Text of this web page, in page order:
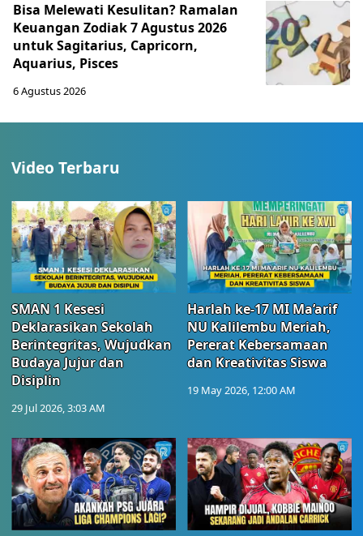
Bisa Melewati Kesulitan? Ramalan
Keuangan Zodiak 7 Agustus 2026
untuk Sagitarius, Capricorn,
Aquarius, Pisces
6 Agustus 2026
Video Terbaru
SMAN 1 Kesesi
Deklarasikan Sekolah
Berintegritas, Wujudkan
Budaya Jujur dan
Disiplin
29 Jul 2026, 3:03 AM
Harlah ke-17 MI Ma’arif
NU Kalilembu Meriah,
Pererat Kebersamaan
dan Kreativitas Siswa
19 May 2026, 12:00 AM